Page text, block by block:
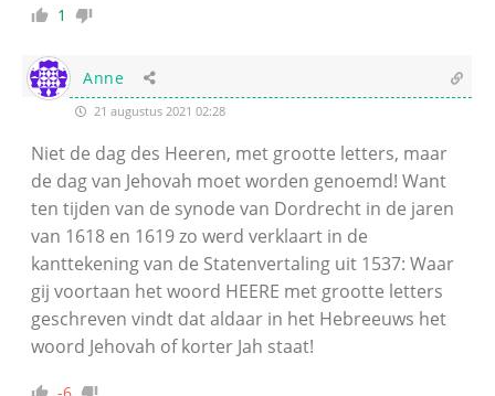
1
Anne
21 augustus 2021 02:28
Niet de dag des Heeren, met grootte letters, maar
de dag van Jehovah moet worden genoemd! Want
ten tijden van de synode van Dordrecht in de jaren
van 1618 en 1619 zo werd verklaart in de
kanttekening van de Statenvertaling uit 1537: Waar
gij voortaan het woord HEERE met grootte letters
geschreven vindt dat aldaar in het Hebreeuws het
woord Jehovah of korter Jah staat!